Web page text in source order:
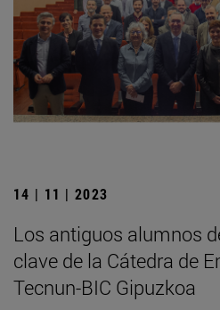
14 | 11 | 2023
Los antiguos alumnos
clave de la Cátedra de
Tecnun-BIC Gipuzkoa